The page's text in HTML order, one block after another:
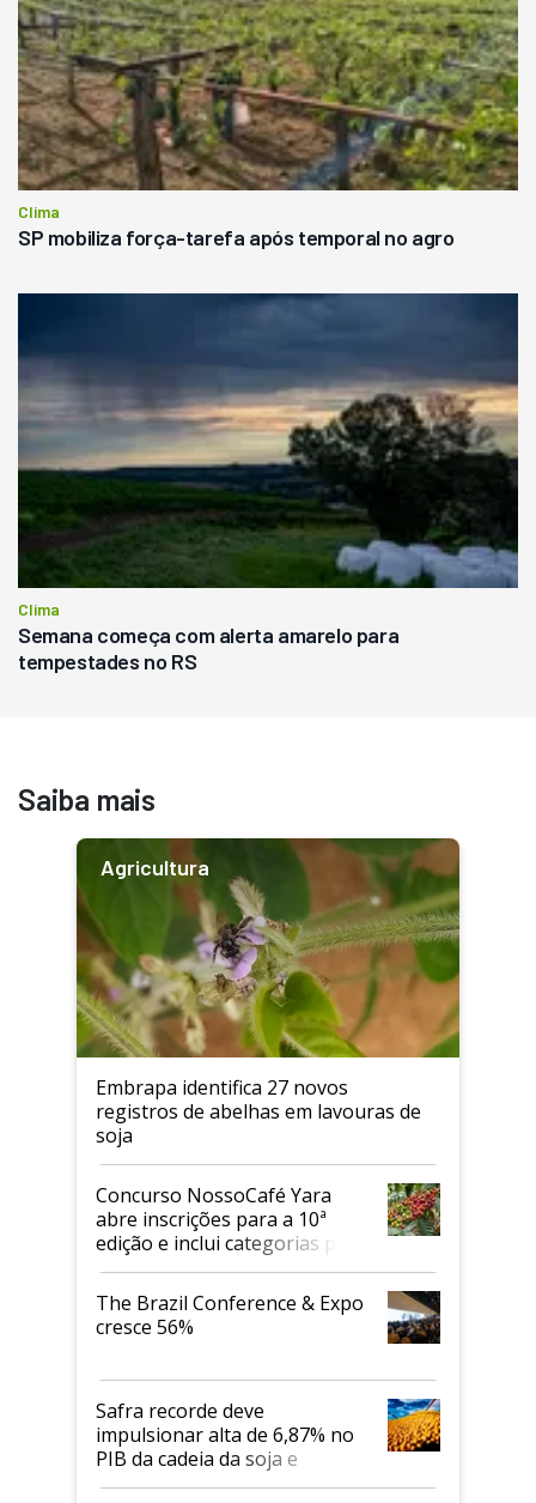
Clima
SP mobiliza força-tarefa após temporal no agro
Clima
Semana começa com alerta amarelo para
tempestades no RS
Saiba mais
Agricultura
Embrapa identifica 27 novos
registros de abelhas em lavouras de
soja
Concurso NossoCafé Yara
abre inscrições para a 10ª
edição e inclui categorias para
cafés Canephora
The Brazil Conference & Expo
cresce 56%
Safra recorde deve
impulsionar alta de 6,87% no
PIB da cadeia da soja e
biodiesel em 2026